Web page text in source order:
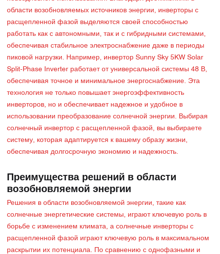
области возобновляемых источников энергии, инверторы с
расщепленной фазой выделяются своей способностью
работать как с автономными, так и с гибридными системами,
обеспечивая стабильное электроснабжение даже в периоды
пиковой нагрузки. Например, инвертор Sunny Sky 5KW Solar
Split-Phase Inverter работает от универсальной системы 48 В,
обеспечивая точное и минимальное энергоснабжение. Эта
технология не только повышает энергоэффективность
инверторов, но и обеспечивает надежное и удобное в
использовании преобразование солнечной энергии. Выбирая
солнечный инвертор с расщепленной фазой, вы выбираете
систему, которая адаптируется к вашему образу жизни,
обеспечивая долгосрочную экономию и надежность.
Преимущества решений в области
возобновляемой энергии
Решения в области возобновляемой энергии, такие как
солнечные энергетические системы, играют ключевую роль в
борьбе с изменением климата, а солнечные инверторы с
расщепленной фазой играют ключевую роль в максимальном
раскрытии их потенциала. По сравнению с однофазными и